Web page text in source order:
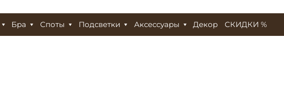
Бра Споты Подсветки Аксессуары Декор СКИДКИ %